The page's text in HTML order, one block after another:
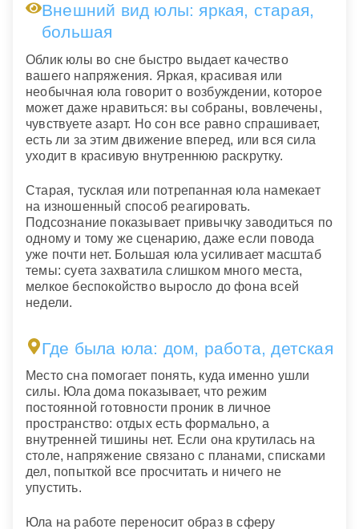
Внешний вид юлы: яркая, старая,
большая
Облик юлы во сне быстро выдает качество
вашего напряжения. Яркая, красивая или
необычная юла говорит о возбуждении, которое
может даже нравиться: вы собраны, вовлечены,
чувствуете азарт. Но сон все равно спрашивает,
есть ли за этим движение вперед, или вся сила
уходит в красивую внутреннюю раскрутку.
Старая, тусклая или потрепанная юла намекает
на изношенный способ реагировать.
Подсознание показывает привычку заводиться по
одному и тому же сценарию, даже если повода
уже почти нет. Большая юла усиливает масштаб
темы: суета захватила слишком много места,
мелкое беспокойство выросло до фона всей
недели.
Где была юла: дом, работа, детская
Место сна помогает понять, куда именно ушли
силы. Юла дома показывает, что режим
постоянной готовности проник в личное
пространство: отдых есть формально, а
внутренней тишины нет. Если она крутилась на
столе, напряжение связано с планами, списками
дел, попыткой все просчитать и ничего не
упустить.
Юла на работе переносит образ в сферу